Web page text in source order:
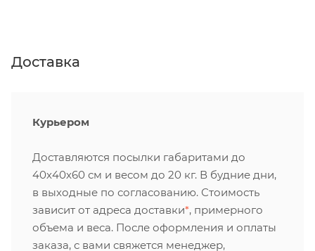
Доставка
Курьером
Доставляются посылки габаритами до
40х40х60 см и весом до 20 кг. В будние дни,
в выходные по согласованию. Стоимость
зависит от адреса доставки*, примерного
объема и веса. После оформления и оплаты
заказа, с вами свяжется менеджер,